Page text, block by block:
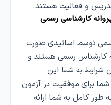
و فعالیت هستند.
کارشناسی رسمی
توسط اساتیدی صورت
کارشناس رسمی هستند و
شرایط به شما این
برای موفقیت در آزمون
طور کامل به شما ارائه